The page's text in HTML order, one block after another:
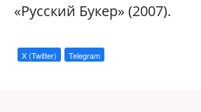
«Русский Букер» (2007).
X (Twitter) Telegram